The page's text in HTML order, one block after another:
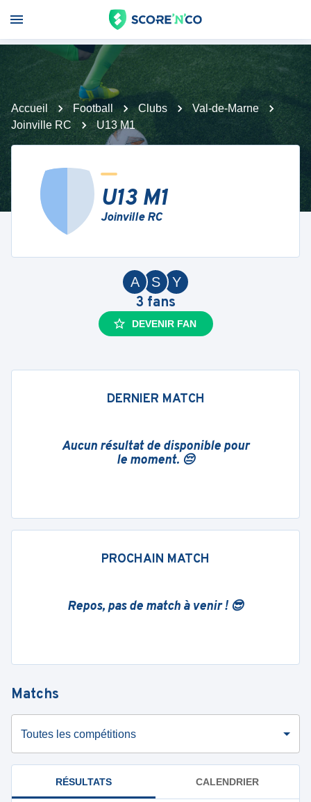
Accueil Football Clubs
Val-de-Marne
Joinville RC
U13 M1
U13 M1
Joinville RC
Y
S
A
3 fans
DEVENIR FAN
DERNIER MATCH
Aucun résultat de disponible pour
le moment. 😔
PROCHAIN MATCH
Repos, pas de match à venir ! 😎
Matchs
Toutes les compétitions
RÉSULTATS CALENDRIER